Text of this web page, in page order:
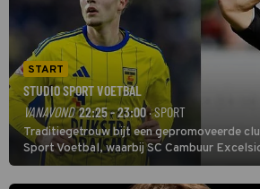
START
STUDIO SPORT VOETBAL
VANAVOND 22:25 - 23:00· SPORT
Traditiegetrouw bijt een gepromoveerde
Sport Voetbal, waarbij SC Cambuur
eerste wedstrijd van het nieuwe
oefenmeester is Johan Plat en hij wil